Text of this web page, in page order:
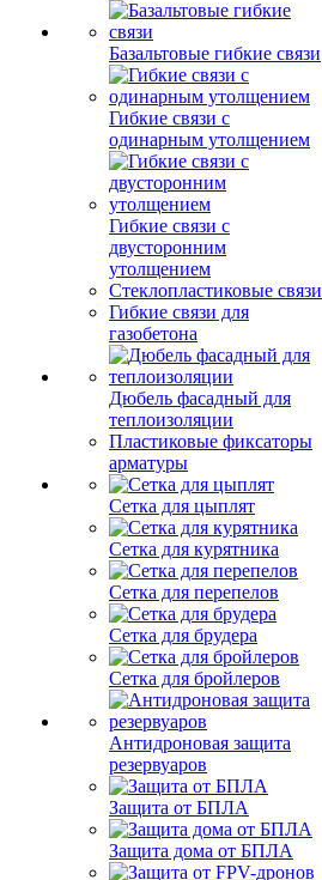
Базальтовые гибкие связи
Гибкие связи с
одинарным утолщением
Гибкие связи с
двусторонним
утолщением
Стеклопластиковые связи
Гибкие связи для
газобетона
Дюбель фасадный для
теплоизоляции
Пластиковые фиксаторы
арматуры
Сетка для цыплят
Сетка для курятника
Сетка для перепелов
Сетка для брудера
Сетка для бройлеров
Антидроновая защита
резервуаров
Защита от БПЛА
Защита дома от БПЛА